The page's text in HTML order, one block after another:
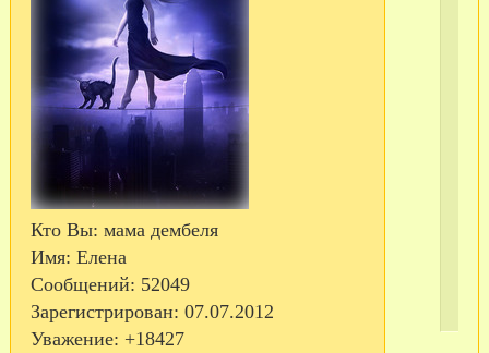
Кто Вы: мама дембеля
Имя: Елена
Сообщений: 52049
Зарегистрирован: 07.07.2012
Уважение: +18427